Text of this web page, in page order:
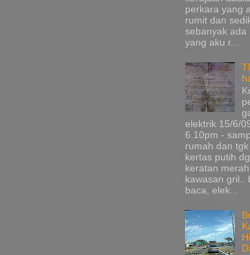
perkara yang
rumit dan
sebanyak ada
yang aku r...
elektrik 15/6/
6.10pm -
rumah dan
kertas putih
keratan
kawasan gril..
baca, elek...